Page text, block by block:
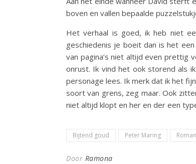
boven en vallen bepaalde
Het verhaal is goed, ik heb niet
geschiedenis je boeit dan is het
van pagina’s niet altijd even prettig
onrust. Ik vind het ook storend als
personage lees. Ik merk dat ik het
soort van grens, zeg maar. Ook
niet altijd klopt en her en der een
Bijtend goud Peter Maring Roman
Door Ramona